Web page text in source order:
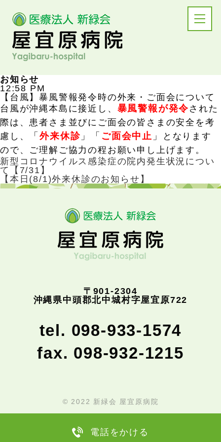
お知らせ
12:58 PM
【台風】暴風警報発令時の外来・ご面会について
台風が沖縄本島に接近し、 暴風警報が発令 された
際は、患者さま並びにご面会の皆さまの安全を考
慮し、
「外来休診 」「 ご面会中止 」
となります
ので、ご理解ご協力の程お願い申し上げます。
新型コロナウイルス感染症の院内発生状況につい
て【7/31】
【本日(8/1)外来休診のお知らせ】
電話をかける
〒901-2304
沖縄県中頭郡北中城村字屋宜原722
tel. 098-933-1574
fax. 098-932-1215
© 2022 新緑会 屋宜原病院